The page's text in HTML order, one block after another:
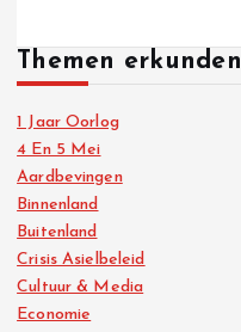
Themen erkunden
1 Jaar Oorlog
4 En 5 Mei
Aardbevingen
Binnenland
Buitenland
Crisis Asielbeleid
Cultuur & Media
Economie